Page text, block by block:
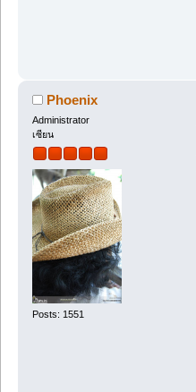
Phoenix
Administrator
เซียน
Posts: 1551